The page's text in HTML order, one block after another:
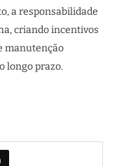
a responsabilidade
criando incentivos
manutenção
longo prazo.